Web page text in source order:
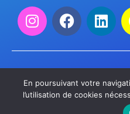
JupiterX - Mission
En poursuivant votre
l’utilisation de cookies